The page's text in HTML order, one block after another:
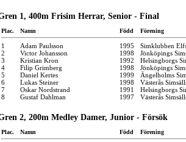
1, 400m Frisim Herrar, Senior - Final
Plac. Namn Född Förening
1 Adam Paulsson 1995
Simklubben
2
Victor Johansson 1998
Jönköpings
3
Kristian Kron 1992
Helsingborgs
4
Filip Grimberg 1998
Jönköpings
5
Daniel Kertes 1999
Ängelholms
6
Lukas Steiner 1998
Västerås
7
Oskar Nordstrand 1991
Helsingborgs
8
Gustaf Dahlman 1997 Västerås
2, 200m Medley Damer, Junior - Försök
Plac. Namn Född Förening